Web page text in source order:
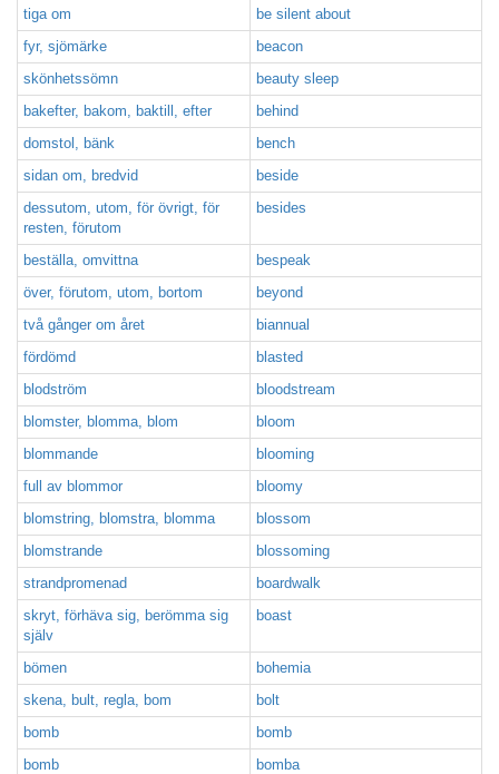
tiga om
be silent about
fyr, sjömärke
beacon
skönhetssömn
beauty sleep
bakefter, bakom, baktill, efter
behind
domstol, bänk
bench
sidan om, bredvid
beside
dessutom, utom, för övrigt, för
resten, förutom
besides
beställa, omvittna
bespeak
över, förutom, utom, bortom
beyond
två gånger om året
biannual
fördömd
blasted
blodström
bloodstream
blomster, blomma, blom
bloom
blommande
blooming
full av blommor
bloomy
blomstring, blomstra, blomma
blossom
blomstrande
blossoming
strandpromenad
boardwalk
skryt, förhäva sig, berömma sig
själv
boast
bömen
bohemia
skena, bult, regla, bom
bolt
bomb
bomb
bomb
bomba